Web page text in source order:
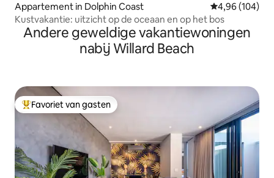
Appartement in Dolphin Coast Gemiddelde
4,96 (104)
Kustvakantie: uitzicht op de oceaan en op het bos
Andere geweldige vakantiewoningen
nabij Willard Beach
Topfavoriet van gasten
Favoriet van gasten